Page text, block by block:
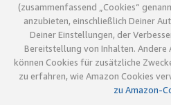
(zusammenfassend „Cookies“
anzubieten, einschließlich Deiner
Deiner Einstellungen, der
Bereitstellung von Inhalten. Andere
können Cookies für zusätzliche
zu erfahren, wie Amazon Cookies
zu Amazon-